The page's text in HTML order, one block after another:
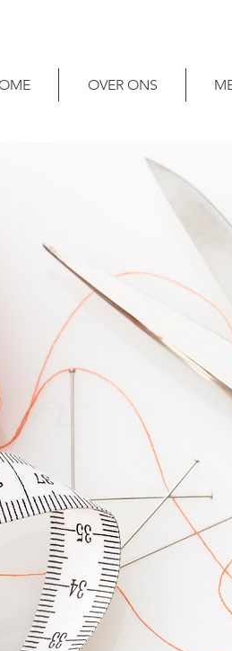
OVER ONS